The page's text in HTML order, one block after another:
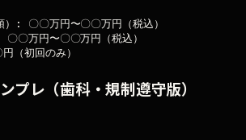
）: 〇〇万円〜〇〇万円（税込）
〇万円〜〇〇万円（税込）
プレ（歯科・規制遵守版）